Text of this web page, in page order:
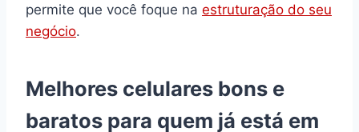
permite que você foque na estruturação do seu
negócio.
Melhores celulares bons e
baratos para quem já está em